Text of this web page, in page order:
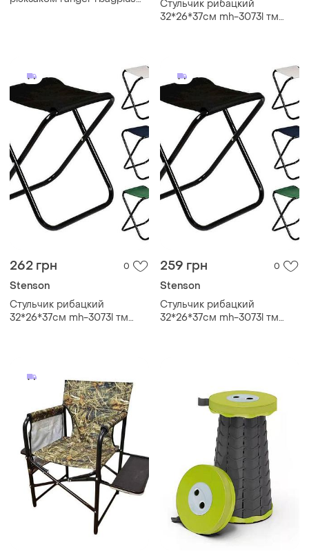
Стульчик рибацкий
32*26*37см mh-3073l тм
262 грн 0
Stenson
Стульчик рибацкий
32*26*37см mh-3073l тм
259 грн 0
Stenson
Стульчик рибацкий
32*26*37см mh-3073l тм